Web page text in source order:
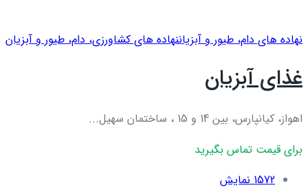
نهاده های دام، طیور و آبزیاننهاده های کشاورزی، دام، طيور و آبزيان
غذای آبزیان
اهواز، کیانپارس، بین 14 و 15 ، ساختمان سهیل...
برای قیمت تماس بگیرید
1572 نمایش